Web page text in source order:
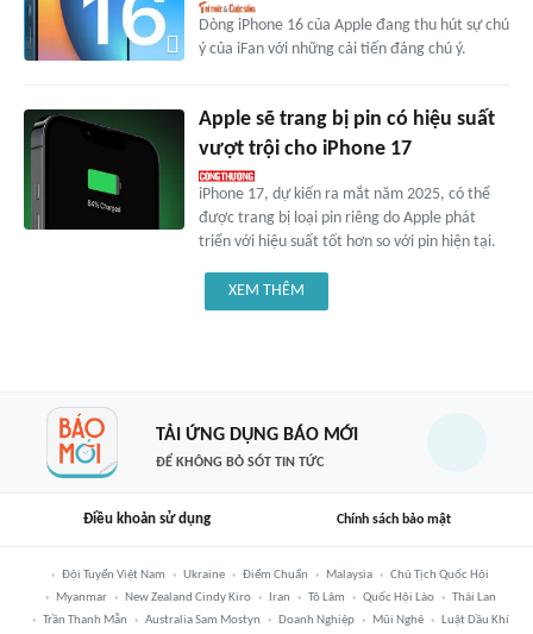
Dòng iPhone 16 của Apple đang thu hút sự chú
ý của iFan với những cải tiến đáng chú ý.
Apple sẽ trang bị pin có hiệu suất
vượt trội cho iPhone 17
iPhone 17, dự kiến ra mắt năm 2025, có thể
được trang bị loại pin riêng do Apple phát
triển với hiệu suất tốt hơn so với pin hiện tại.
XEM THÊM
TẢI ỨNG DỤNG BÁO MỚI
ĐỂ KHÔNG BỎ SÓT TIN TỨC
Điều khoản sử dụng Chính sách bảo mật
Đội Tuyển Việt Nam Ukraine Điểm Chuẩn Malaysia
Chủ Tịch Quốc Hội
Myanmar
New Zealand Cindy Kiro Iran Tô Lâm Quốc Hội Lào
Thái Lan
Trần Thanh Mẫn
Australia Sam Mostyn Doanh Nghiệp Mũi Nghê Luật Dầu Khí